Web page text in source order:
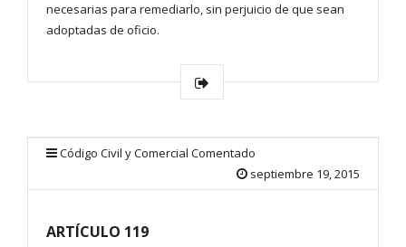
necesarias para remediarlo, sin perjuicio de que sean
adoptadas de oficio.
Código Civil y Comercial Comentado
septiembre 19, 2015
ARTÍCULO 119